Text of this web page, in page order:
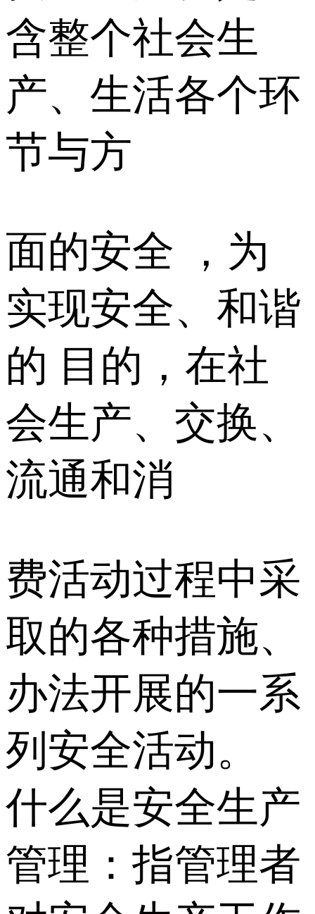
含整个社会生
产、生活各个环
节与方
面的安全 ，为
实现安全、和谐
的 目的，在社
会生产、交换、
流通和消
费活动过程中采
取的各种措施、
办法开展的一系
列安全活动。
什么是安全生产
管理：指管理者